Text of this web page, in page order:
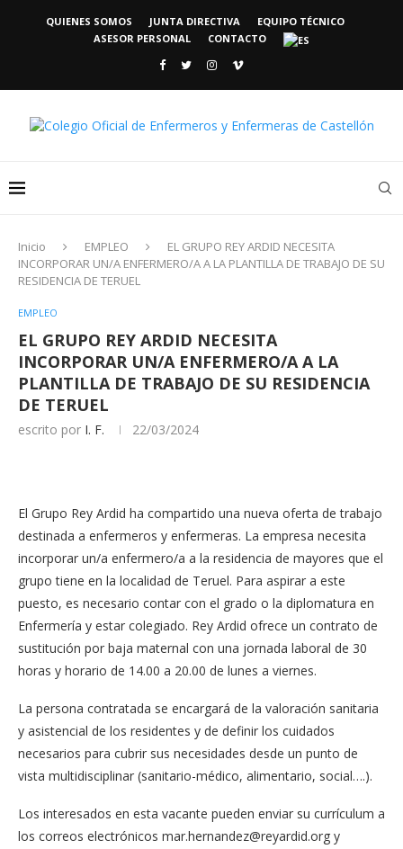
QUIENES SOMOS JUNTA DIRECTIVA
EQUIPO TÉCNICO
ASESOR PERSONAL
CONTACTO
Inicio EMPLEO
EL GRUPO REY ARDID NECESITA
INCORPORAR UN/A ENFERMERO/A A LA PLANTILLA DE TRABAJO DE SU
RESIDENCIA DE TERUEL
EMPLEO
EL GRUPO REY ARDID NECESITA
INCORPORAR UN/A ENFERMERO/A A LA
PLANTILLA DE TRABAJO DE SU RESIDENCIA
DE TERUEL
escrito por I. F. 22/03/2024
El Grupo Rey Ardid ha compartido una nueva oferta de trabajo
destinada a enfermeros y enfermeras. La empresa necesita
incorporar un/a enfermero/a a la residencia de mayores que el
grupo tiene en la localidad de Teruel. Para aspirar a este
puesto, es necesario contar con el grado o la diplomatura en
Enfermería y estar colegiado. Rey Ardid ofrece un contrato de
sustitución por baja maternal con una jornada laboral de 30
horas y horario de 14.00 a 20.00 de lunes a viernes.
La persona contratada se encargará de la valoración sanitaria
y asistencial de los residentes y de definir los cuidados
necesarios para cubrir sus necesidades desde un punto de
vista multidisciplinar (sanitario-médico, alimentario, social….).
Los interesados en esta vacante pueden enviar su currículum a
los correos electrónicos mar.hernandez@reyardid.org y